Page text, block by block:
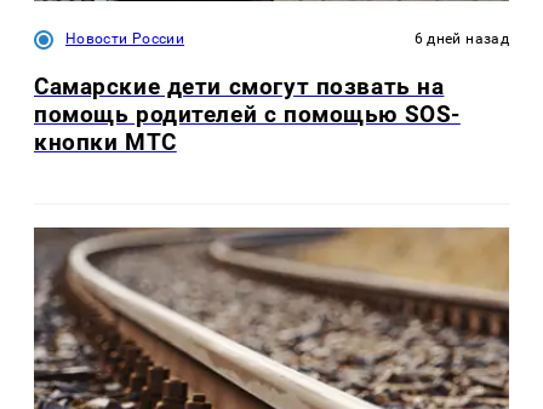
Новости России 6 дней назад
Самарские дети смогут позвать на
помощь родителей с помощью SOS-
кнопки МТС